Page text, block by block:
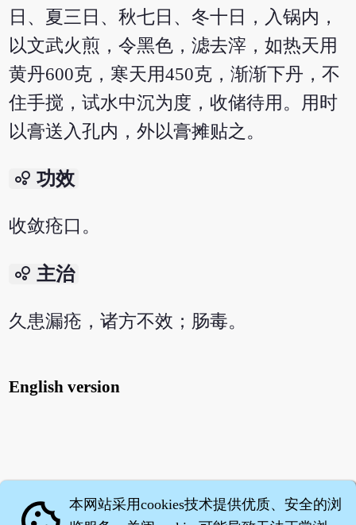
日、夏三日、秋七日、冬十日，入锅内，
以文武火煎，令黑色，滤去滓，如热天用
黄丹600克，寒天用450克，渐渐下丹，不
住手搅，试水中沉为度，收储待用。用时
以膏送入孔内，外以膏摊贴之。
bubble_chart 功效
收敛疮口。
bubble_chart 主治
久患漏疮，诸方不效；肠毒。
English version
本网站采用cookies技术提供优质、安全的浏